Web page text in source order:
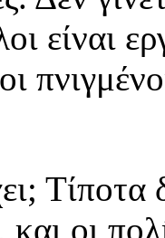
είναι
Τίποτα
και οι